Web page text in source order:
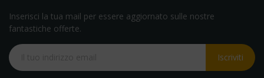
Inserisci la tua mail per essere aggiornato sulle nostre
fantastiche offerte.
Iscriviti